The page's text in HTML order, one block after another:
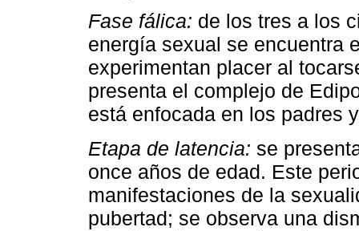
Fase fálica: de los tres a los
energía sexual se encuentra
experimentan placer al
presenta el complejo de
está enfocada en los padres
Etapa de latencia: se
once años de edad. Este
manifestaciones de la
pubertad; se observa una